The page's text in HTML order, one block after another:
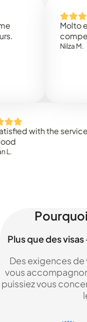
Molto
competenza!
with the service
Plus que des
Des exigences
vous
puissiez vous